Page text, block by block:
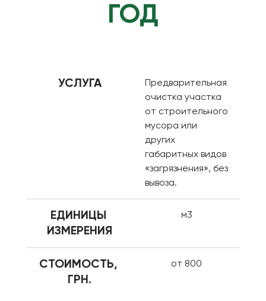
ГОД
УСЛУГА
Предварительная
очистка участка
от строительного
мусора или
других
габаритных видов
«загрязнения», без
вывоза.
ЕДИНИЦЫ
ИЗМЕРЕНИЯ
м3
СТОИМОСТЬ,
ГРН.
от 800